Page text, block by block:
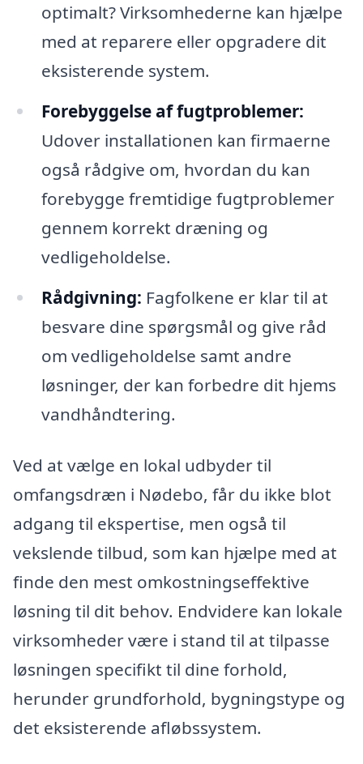
optimalt? Virksomhederne kan hjælpe
med at reparere eller opgradere dit
eksisterende system.
Forebyggelse af fugtproblemer:
Udover installationen kan firmaerne
også rådgive om, hvordan du kan
forebygge fremtidige fugtproblemer
gennem korrekt dræning og
vedligeholdelse.
Rådgivning: Fagfolkene er klar til at
besvare dine spørgsmål og give råd
om vedligeholdelse samt andre
løsninger, der kan forbedre dit hjems
vandhåndtering.
Ved at vælge en lokal udbyder til
omfangsdræn i Nødebo, får du ikke blot
adgang til ekspertise, men også til
vekslende tilbud, som kan hjælpe med at
finde den mest omkostningseffektive
løsning til dit behov. Endvidere kan lokale
virksomheder være i stand til at tilpasse
løsningen specifikt til dine forhold,
herunder grundforhold, bygningstype og
det eksisterende afløbssystem.